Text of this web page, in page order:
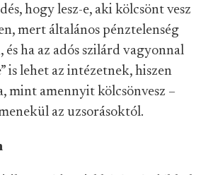
hogy lesz-e, aki kölcsönt vesz
mert általános pénztelenség
és ha az adós szilárd vagyonnal
is lehet az intézetnek, hiszen
mint amennyit kölcsönvesz –
az uzsorásoktól.